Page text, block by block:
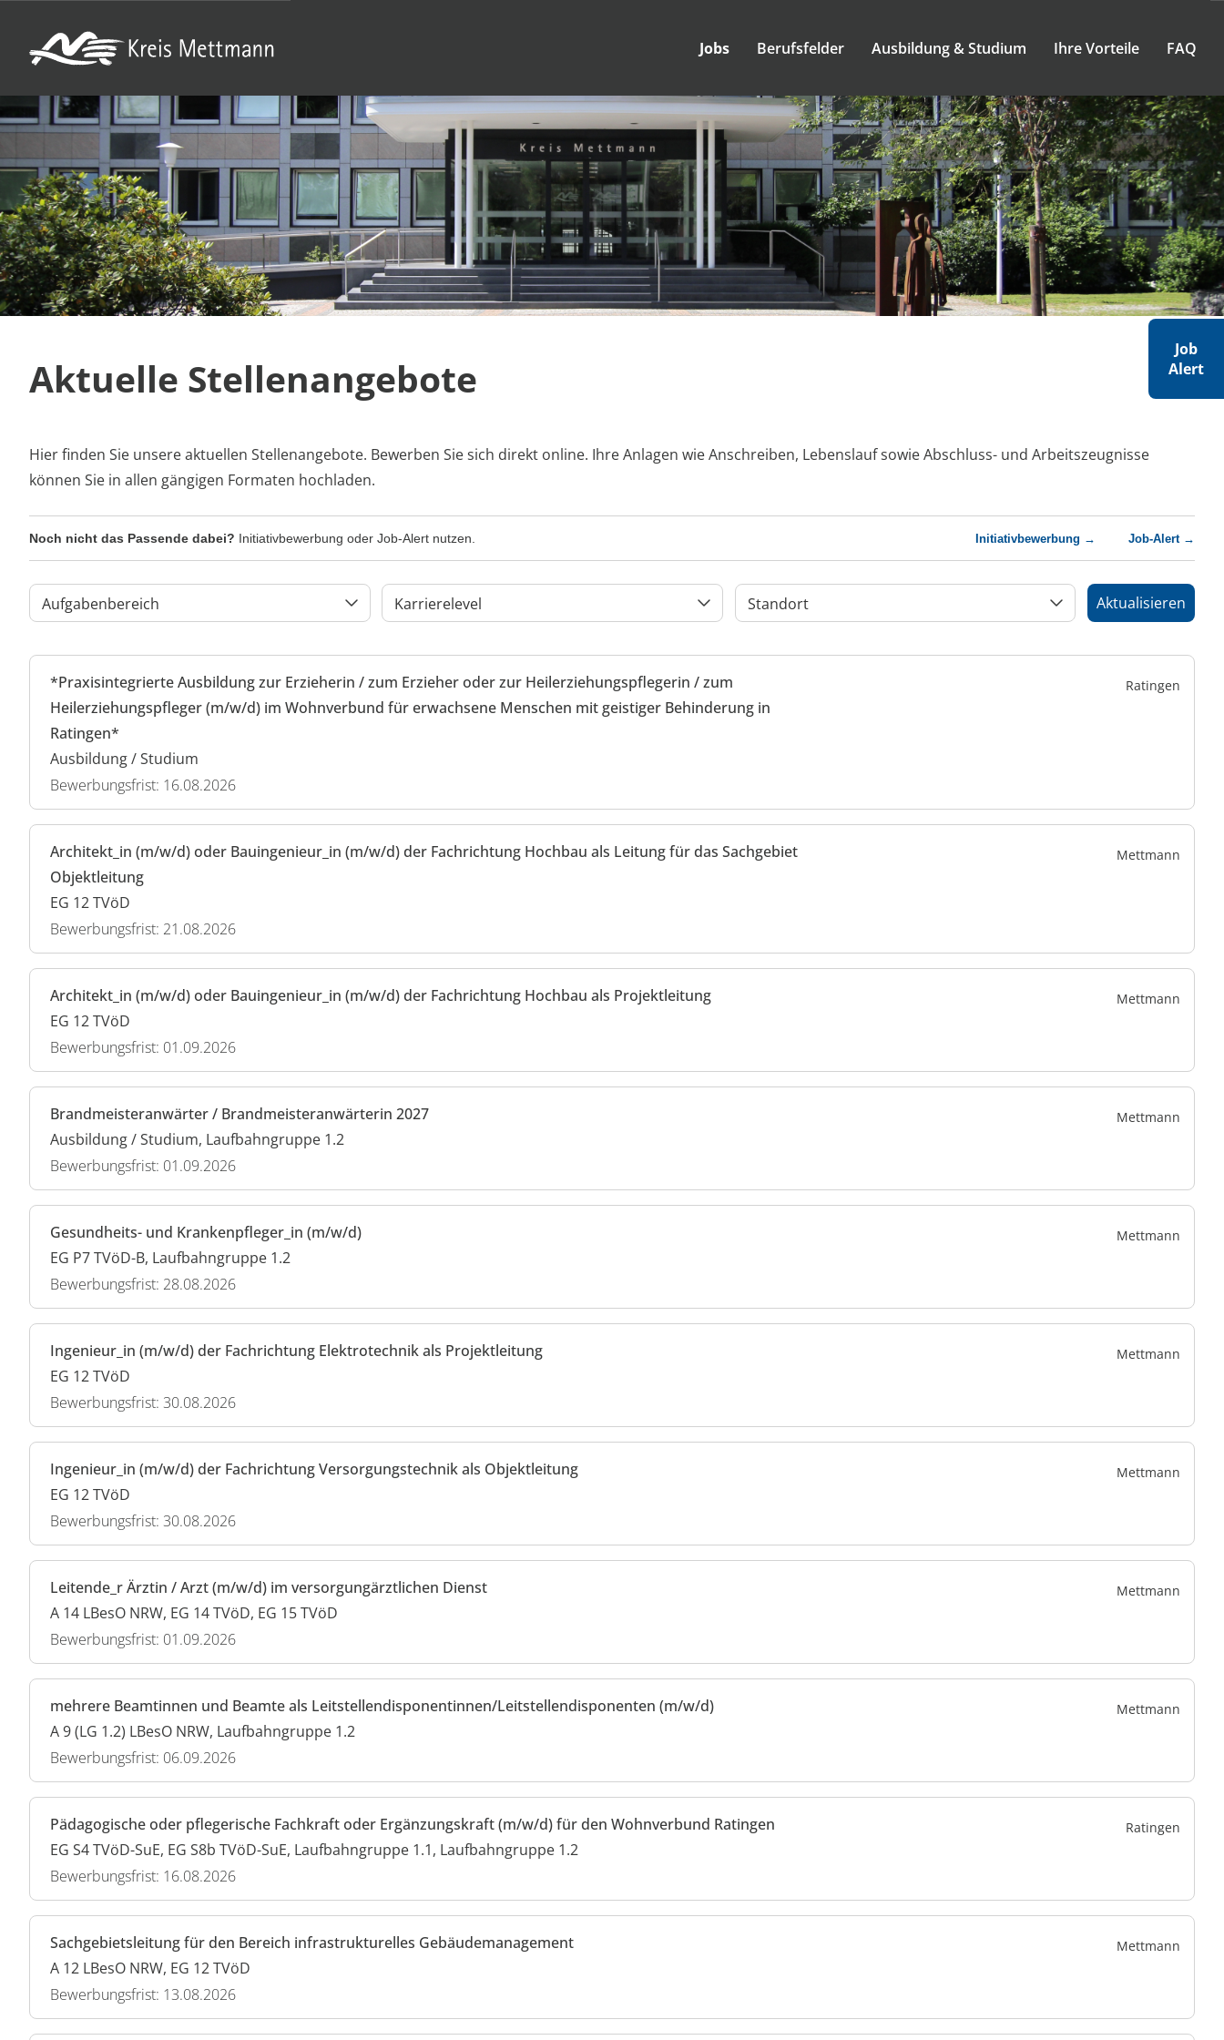
Jobs Berufsfelder Ausbildung & Studium Ihre Vorteile FAQ
Aktuelle Stellenangebote
Hier finden Sie unsere aktuellen Stellenangebote. Bewerben Sie sich direkt online. Ihre Anlagen wie Anschreiben, Lebenslauf sowie Abschluss- und Arbeitszeugnisse
können Sie in allen gängigen Formaten hochladen.
Noch nicht das Passende dabei? Initiativbewerbung oder Job-Alert nutzen. Initiativbewerbung → Job-Alert →
Aufgabenbereich Karrierelevel Standort Aktualisieren
*Praxisintegrierte Ausbildung zur Erzieherin / zum Erzieher oder zur Heilerziehungspflegerin / zum
Heilerziehungspfleger (m/w/d) im Wohnverbund für erwachsene Menschen mit geistiger Behinderung in
Ratingen*
Ausbildung / Studium
Bewerbungsfrist: 16.08.2026
Ratingen
Architekt_in (m/w/d) oder Bauingenieur_in (m/w/d) der Fachrichtung Hochbau als Leitung für das Sachgebiet
Objektleitung
EG 12 TVöD
Bewerbungsfrist: 21.08.2026
Mettmann
Architekt_in (m/w/d) oder Bauingenieur_in (m/w/d) der Fachrichtung Hochbau als Projektleitung
EG 12 TVöD
Bewerbungsfrist: 01.09.2026
Mettmann
Brandmeisteranwärter / Brandmeisteranwärterin 2027
Ausbildung / Studium, Laufbahngruppe 1.2
Bewerbungsfrist: 01.09.2026
Mettmann
Gesundheits- und Krankenpfleger_in (m/w/d)
EG P7 TVöD-B, Laufbahngruppe 1.2
Bewerbungsfrist: 28.08.2026
Mettmann
Ingenieur_in (m/w/d) der Fachrichtung Elektrotechnik als Projektleitung
EG 12 TVöD
Bewerbungsfrist: 30.08.2026
Mettmann
Ingenieur_in (m/w/d) der Fachrichtung Versorgungstechnik als Objektleitung
EG 12 TVöD
Bewerbungsfrist: 30.08.2026
Mettmann
Leitende_r Ärztin / Arzt (m/w/d) im versorgungärztlichen Dienst
A 14 LBesO NRW, EG 14 TVöD, EG 15 TVöD
Bewerbungsfrist: 01.09.2026
Mettmann
mehrere Beamtinnen und Beamte als Leitstellendisponentinnen/Leitstellendisponenten (m/w/d)
A 9 (LG 1.2) LBesO NRW, Laufbahngruppe 1.2
Bewerbungsfrist: 06.09.2026
Mettmann
Pädagogische oder pflegerische Fachkraft oder Ergänzungskraft (m/w/d) für den Wohnverbund Ratingen
EG S4 TVöD-SuE, EG S8b TVöD-SuE, Laufbahngruppe 1.1, Laufbahngruppe 1.2
Bewerbungsfrist: 16.08.2026
Ratingen
Sachgebietsleitung für den Bereich infrastrukturelles Gebäudemanagement
A 12 LBesO NRW, EG 12 TVöD
Bewerbungsfrist: 13.08.2026
Mettmann
Job
Alert